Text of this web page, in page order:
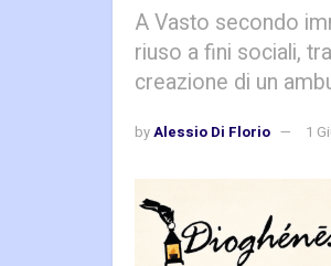
A Vasto secondo
riuso a fini sociali,
creazione di un
byAlessio Di Florio 1